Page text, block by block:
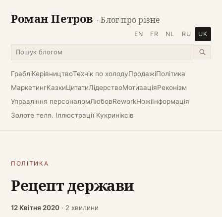
Роман Петров · Блог про різне
EN FR NL RU UK
ГрабліКерівництвоТехнік по холодуПродажіПолітика
МаркетингКазкиЦитатиЛідерствоМотиваціяРеконізм
Управління персоналомЛюбовReworkНожіІнформація
Золоте теля. Іллюстрації Кукриніксів
ПОЛІТИКА
Рецепт держави
12 Квітня 2020 · 2 хвилини